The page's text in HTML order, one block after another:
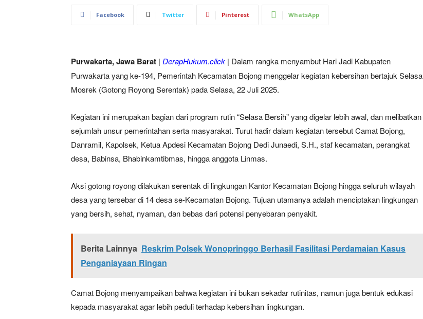
Facebook Twitter Pinterest WhatsApp
Purwakarta, Jawa Barat | DerapHukum.click | Dalam rangka menyambut Hari Jadi Kabupaten
Purwakarta yang ke-194, Pemerintah Kecamatan Bojong menggelar kegiatan kebersihan bertajuk Selasa
Mosrek (Gotong Royong Serentak) pada Selasa, 22 Juli 2025.
Kegiatan ini merupakan bagian dari program rutin “Selasa Bersih” yang digelar lebih awal, dan melibatkan
sejumlah unsur pemerintahan serta masyarakat. Turut hadir dalam kegiatan tersebut Camat Bojong,
Danramil, Kapolsek, Ketua Apdesi Kecamatan Bojong Dedi Junaedi, S.H., staf kecamatan, perangkat
desa, Babinsa, Bhabinkamtibmas, hingga anggota Linmas.
Aksi gotong royong dilakukan serentak di lingkungan Kantor Kecamatan Bojong hingga seluruh wilayah
desa yang tersebar di 14 desa se-Kecamatan Bojong. Tujuan utamanya adalah menciptakan lingkungan
yang bersih, sehat, nyaman, dan bebas dari potensi penyebaran penyakit.
Berita Lainnya Reskrim Polsek Wonopringgo Berhasil Fasilitasi Perdamaian Kasus
Penganiayaan Ringan
Camat Bojong menyampaikan bahwa kegiatan ini bukan sekadar rutinitas, namun juga bentuk edukasi
kepada masyarakat agar lebih peduli terhadap kebersihan lingkungan.